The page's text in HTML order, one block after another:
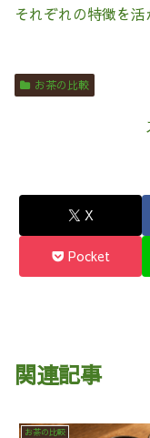
それぞれの特徴を活
お茶の比較
X
Pocket
関連記事
お茶の比較